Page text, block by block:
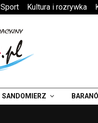
Sport Kultura i rozrywka
SANDOMIERZ